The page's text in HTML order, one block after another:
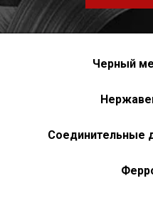
Черный
Соединительные